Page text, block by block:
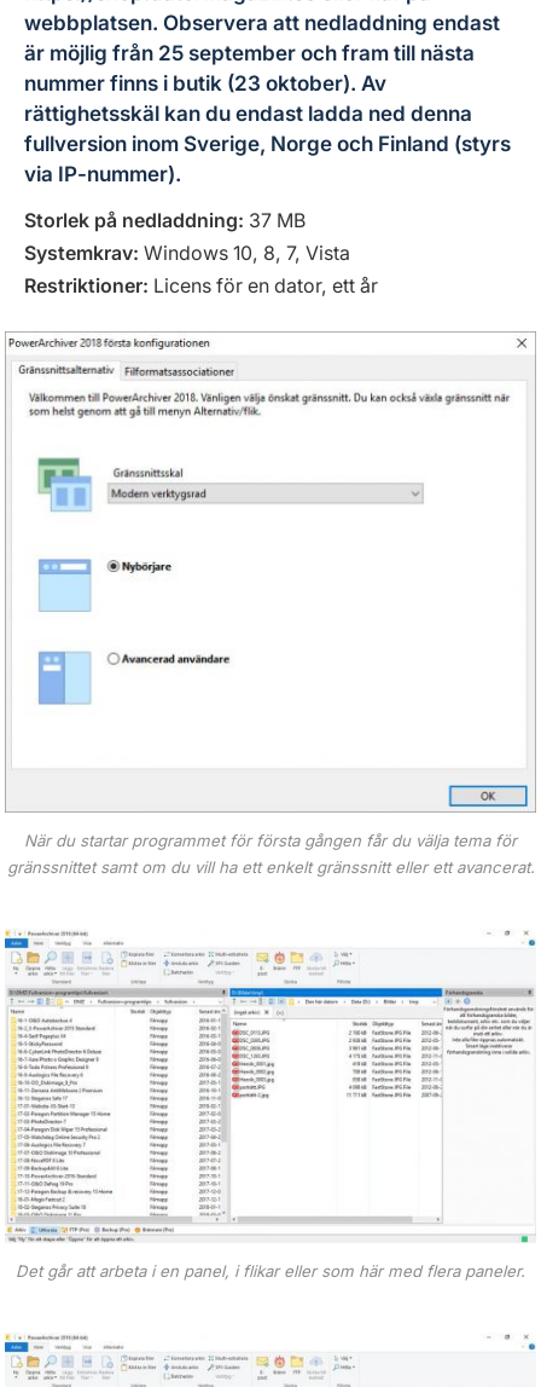
webbplatsen. Observera att nedladdning endast
är möjlig från 25 september och fram till nästa
nummer finns i butik (23 oktober). Av
rättighetsskäl kan du endast ladda ned denna
fullversion inom Sverige, Norge och Finland (styrs
via IP-nummer).
Storlek på nedladdning: 37 MB
Systemkrav: Windows 10, 8, 7, Vista
Restriktioner: Licens för en dator, ett år
När du startar programmet för första gången får du välja tema för
gränssnittet samt om du vill ha ett enkelt gränssnitt eller ett avancerat.
Det går att arbeta i en panel, i flikar eller som här med flera paneler.